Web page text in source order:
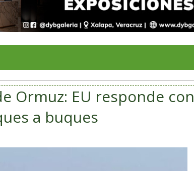
Ormuz: EU responde con
a buques